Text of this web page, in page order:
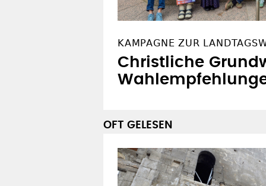
KAMPAGNE ZUR
Christliche
OFT GELESEN